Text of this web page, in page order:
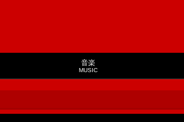
音楽
MUSIC